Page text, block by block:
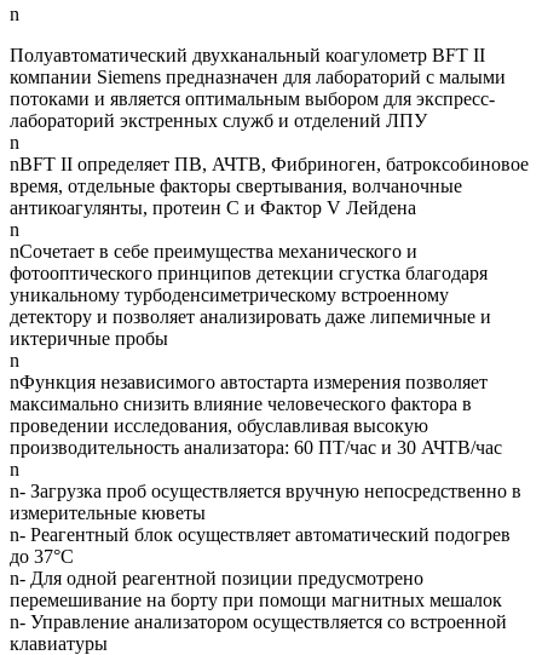
n
Полуавтоматический двухканальный коагулометр BFT II
компании Siemens предназначен для лабораторий с малыми
потоками и является оптимальным выбором для экспресс-
лабораторий экстренных служб и отделений ЛПУ
n
nBFT II определяет ПВ, АЧТВ, Фибриноген, батроксобиновое
время, отдельные факторы свертывания, волчаночные
антикоагулянты, протеин С и Фактор V Лейдена
n
nСочетает в себе преимущества механического и
фотооптического принципов детекции сгустка благодаря
уникальному турбоденсиметрическому встроенному
детектору и позволяет анализировать даже липемичные и
иктеричные пробы
n
nФункция независимого автостарта измерения позволяет
максимально снизить влияние человеческого фактора в
проведении исследования, обуславливая высокую
производительность анализатора: 60 ПТ/час и 30 АЧТВ/час
n
n- Загрузка проб осуществляется вручную непосредственно в
измерительные кюветы
n- Реагентный блок осуществляет автоматический подогрев
до 37°С
n- Для одной реагентной позиции предусмотрено
перемешивание на борту при помощи магнитных мешалок
n- Управление анализатором осуществляется со встроенной
клавиатуры